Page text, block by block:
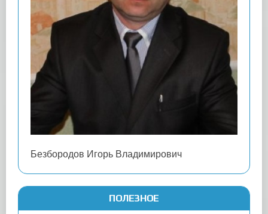
Безбородов Игорь Владимирович
ПОЛЕЗНОЕ